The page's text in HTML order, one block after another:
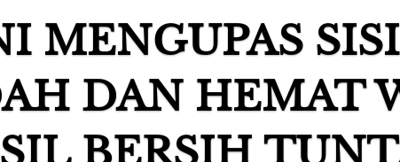
MENGUPAS
DAN HEMAT